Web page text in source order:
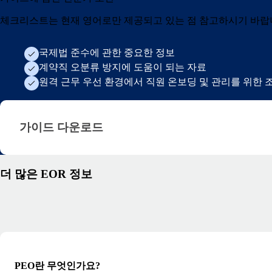
체크리스트는 현재 영어로만 제공되고 있는 점 참고하시기 바랍
국제법 준수에 관한 중요한 정보
계약직 오분류 방지에 도움이 되는 자료
원격 근무 우선 환경에서 직원 온보딩 및 관리를 위한
가이드 다운로드 · ko-kr
가이드 다운로드
더 많은 EOR 정보
PEO란 무엇인가요?